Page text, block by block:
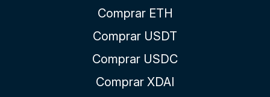
Comprar ETH
Comprar USDT
Comprar USDC
Comprar XDAI